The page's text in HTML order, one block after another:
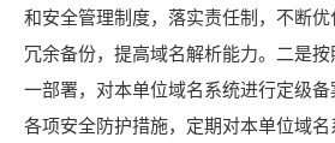
和安全管理制度，落实责任制，不断
冗余备份，提高域名解析能力。二是
一部署，对本单位域名系统进行定级
各项安全防护措施，定期对本单位域